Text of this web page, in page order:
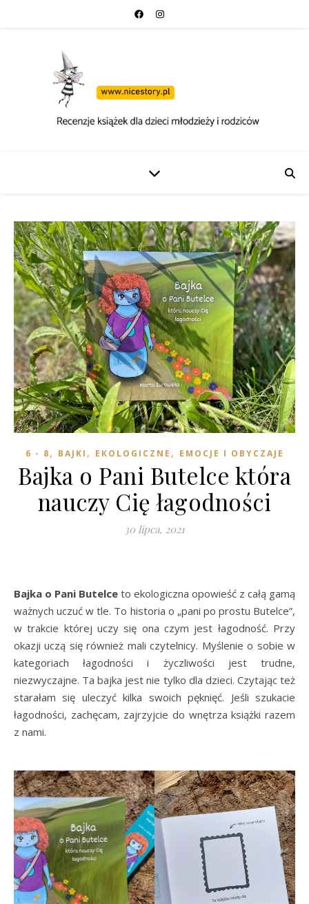
6 - 8, BAJKI , EKOLOGICZNE , EMOCJE I OBYCZAJE
Bajka o Pani Butelce która
nauczy Cię łagodności
30 lipca, 2021
Bajka o Pani Butelce to ekologiczna opowieść z całą gamą
ważnych uczuć w tle. To historia o „pani po prostu Butelce”,
w trakcie której uczy się ona czym jest łagodność. Przy
okazji uczą się również mali czytelnicy. Myślenie o sobie w
kategoriach łagodności i życzliwości jest trudne,
niezwyczajne. Ta bajka jest nie tylko dla dzieci. Czytając też
starałam się uleczyć kilka swoich pęknięć. Jeśli szukacie
łagodności, zachęcam, zajrzyjcie do wnętrza książki razem
z nami.